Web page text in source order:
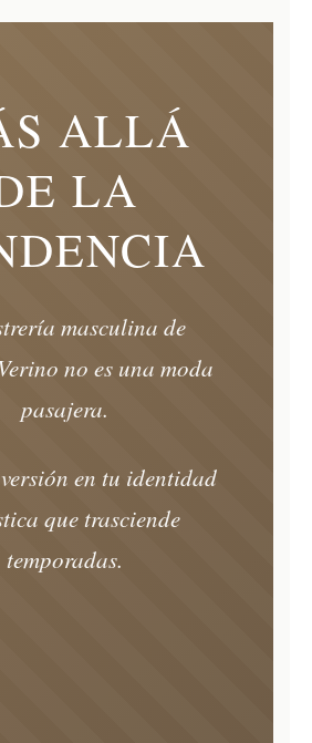
ALLÁ
LA
masculina de
no es una moda
pasajera.
en tu identidad
que trasciende
temporadas.